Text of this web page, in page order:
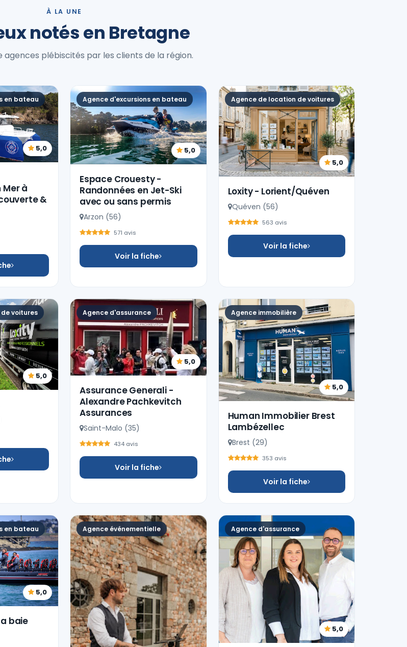
À LA UNE
notés en Bretagne
agences plébiscités par les clients de la région.
en bateau
5,0
à
&
Agence d'excursions en bateau
5,0
Espace Crouesty -
Randonnées en Jet-Ski
avec ou sans permis
Arzon (56)
571 avis
Voir la fiche
Agence de location de voitures
5,0
Loxity - Lorient/Quéven
Quéven (56)
563 avis
Voir la fiche
voitures
5,0
Agence d'assurance
5,0
Assurance Generali -
Alexandre Pachkevitch
Assurances
Saint-Malo (35)
434 avis
Voir la fiche
Agence immobilière
5,0
Human Immobilier Brest
Lambézellec
Brest (29)
353 avis
Voir la fiche
en bateau
5,0
baie
Agence événementielle Agence d'assurance
5,0